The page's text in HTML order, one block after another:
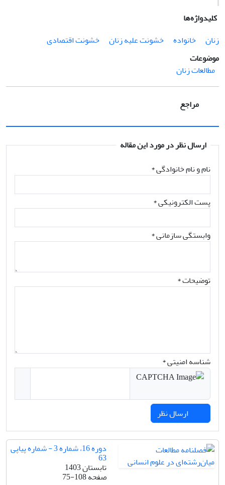
کلیدواژه‌ها
زنان
خانواده خشونت علیه زنان
خشونت اقتصادی
موضوعات
مطالعات زنان
مراجع
ارسال نظر در مورد این مقاله
نام و نام خانوادگی*
پست الکترونیکی*
وابستگی سازمانی *
توضیحات *
شناسه امنیتی *
دوره 16، شماره 3 - شماره پیاپی
63
تابستان 1403
صفحه75-108